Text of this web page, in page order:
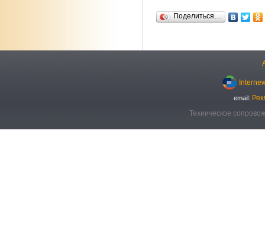
Поделиться…
email:
Техническое